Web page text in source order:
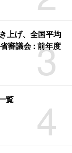
3
上げ、全国平均
審議会 : 前年度
4
覧